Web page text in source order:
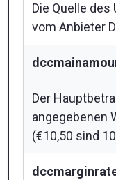
Die Quelle
vom Anbieter
Der
angegebenen
(€10,50 sind